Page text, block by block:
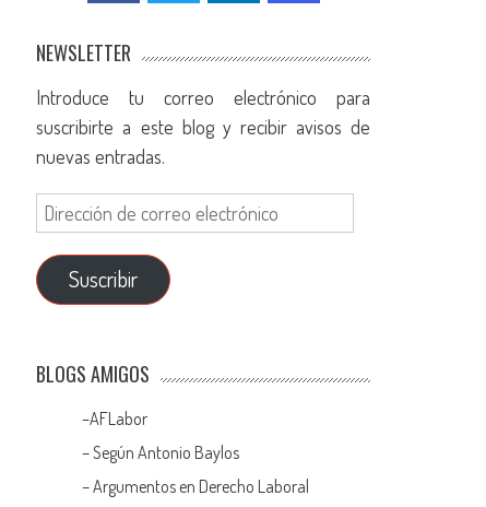
NEWSLETTER
Introduce tu correo electrónico para
suscribirte a este blog y recibir avisos de
nuevas entradas.
Suscribir
BLOGS AMIGOS
–AFLabor
– Según Antonio Baylos
–Argumentos en Derecho Laboral